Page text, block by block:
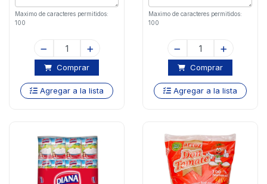
Maximo de caracteres permitidos:
100
Comprar
Agregar a la lista
Maximo de caracteres permitidos:
100
Comprar
Agregar a la lista